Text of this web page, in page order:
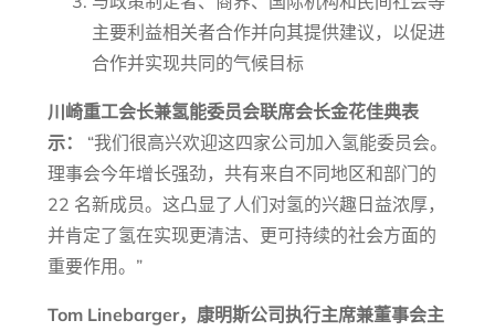
主要利益相关者合作并向其提供建议，以促进
合作并实现共同的气候目标
川崎重工会长兼氢能委员会联席会长金花佳典表
示： “我们很高兴欢迎这四家公司加入氢能委员会。
理事会今年增长强劲，共有来自不同地区和部门的
22 名新成员。这凸显了人们对氢的兴趣日益浓厚，
并肯定了氢在实现更清洁、更可持续的社会方面的
重要作用。”
Tom Linebarger，康明斯公司执行主席兼董事会主